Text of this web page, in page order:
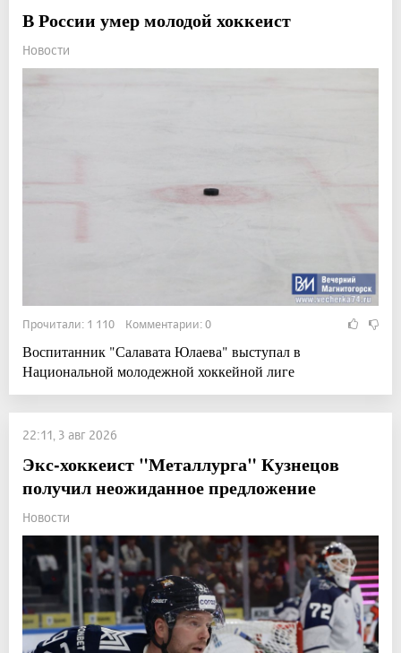
В России умер молодой хоккеист
Новости
Прочитали: 1 110 Комментарии: 0
Воспитанник "Салавата Юлаева" выступал в
Национальной молодежной хоккейной лиге
22:11, 3 авг 2026
Экс-хоккеист "Металлурга" Кузнецов
получил неожиданное предложение
Новости